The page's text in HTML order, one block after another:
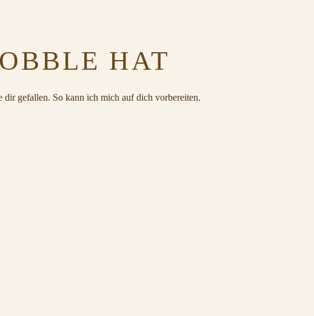
HAT
gefallen. So kann ich mich auf dich vorbereiten.